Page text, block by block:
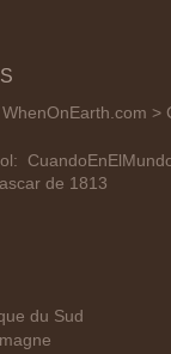
WhenOnEarth.com >
de 1813
du Sud